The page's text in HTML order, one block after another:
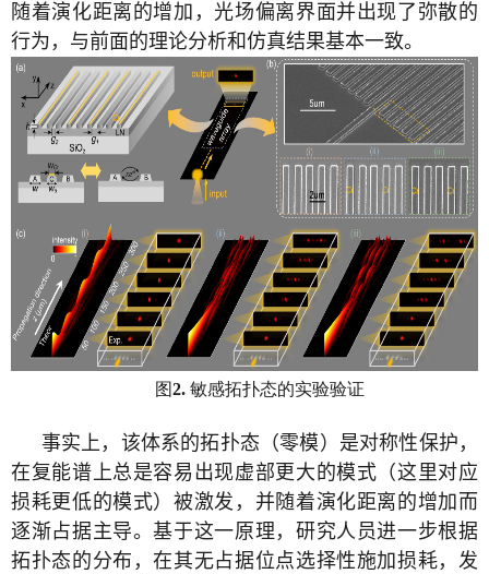
随着演化距离的增加，光场偏离界面并出现了弥散的
行为，与前面的理论分析和仿真结果基本一致。
图2. 敏感拓扑态的实验验证
事实上，该体系的拓扑态（零模）是对称性保护，
在复能谱上总是容易出现虚部更大的模式（这里对应
损耗更低的模式）被激发，并随着演化距离的增加而
逐渐占据主导。基于这一原理，研究人员进一步根据
拓扑态的分布，在其无占据位点选择性施加损耗，发